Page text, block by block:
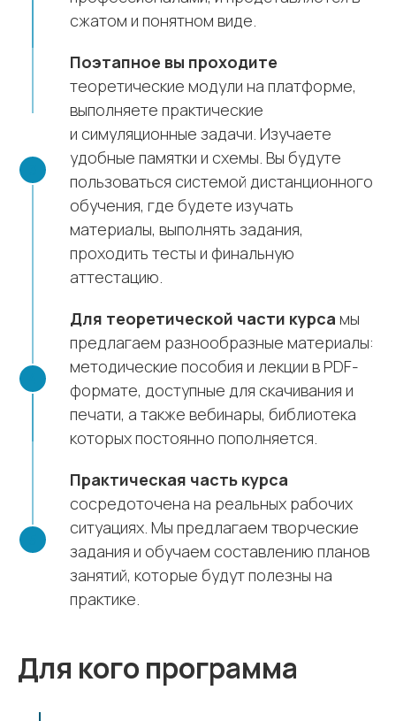
сжатом и понятном виде.
Поэтапное вы проходите
теоретические модули на платформе,
выполняете практические
и симуляционные задачи. Изучаете
удобные памятки и схемы. Вы будуте
пользоваться системой дистанционного
обучения, где будете изучать
материалы, выполнять задания,
проходить тесты и финальную
аттестацию.
Для теоретической части курса мы
предлагаем разнообразные материалы:
методические пособия и лекции в PDF-
формате, доступные для скачивания и
печати, а также вебинары, библиотека
которых постоянно пополняется.
Практическая часть курса
сосредоточена на реальных рабочих
ситуациях. Мы предлагаем творческие
задания и обучаем составлению планов
занятий, которые будут полезны на
практике.
Для кого программа